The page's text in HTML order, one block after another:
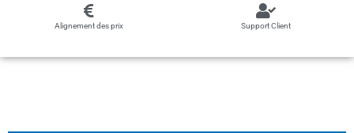
Alignement des prix Support Client